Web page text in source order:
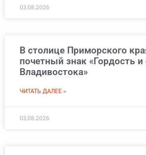
03.08.2026
В столице Приморского
почетный знак «Гордость и
Владивостока»
ЧИТАТЬ ДАЛЕЕ »
03.08.2026